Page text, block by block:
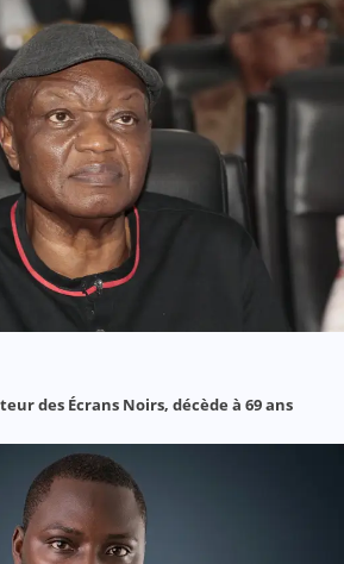
des Écrans Noirs, décède à 69 ans